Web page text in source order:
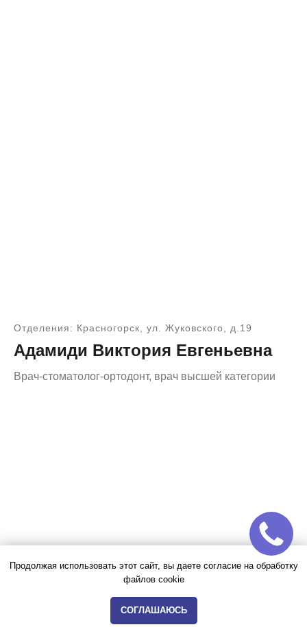
Отделения: Красногорск, ул. Жуковского, д.19
Адамиди Виктория Евгеньевна
Врач-стоматолог-ортодонт, врач высшей категории
Продолжая использовать этот сайт, вы даете согласие на обработку
файлов cookie
СОГЛАШАЮСЬ